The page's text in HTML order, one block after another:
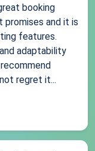
booking
and it is
features.
adaptability
regret it...